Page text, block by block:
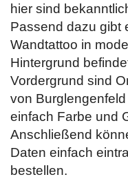
hier sind
Passend dazu gibt
Wandtattoo in
Hintergrund
Vordergrund sind
von
einfach Farbe und
Anschließend
Daten einfach
bestellen.